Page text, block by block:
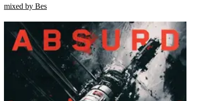
mixed by Bes